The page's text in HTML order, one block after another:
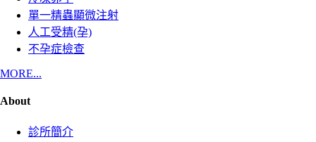
單一精蟲顯微注射
人工受精(孕)
不孕症檢查
MORE...
About
診所簡介